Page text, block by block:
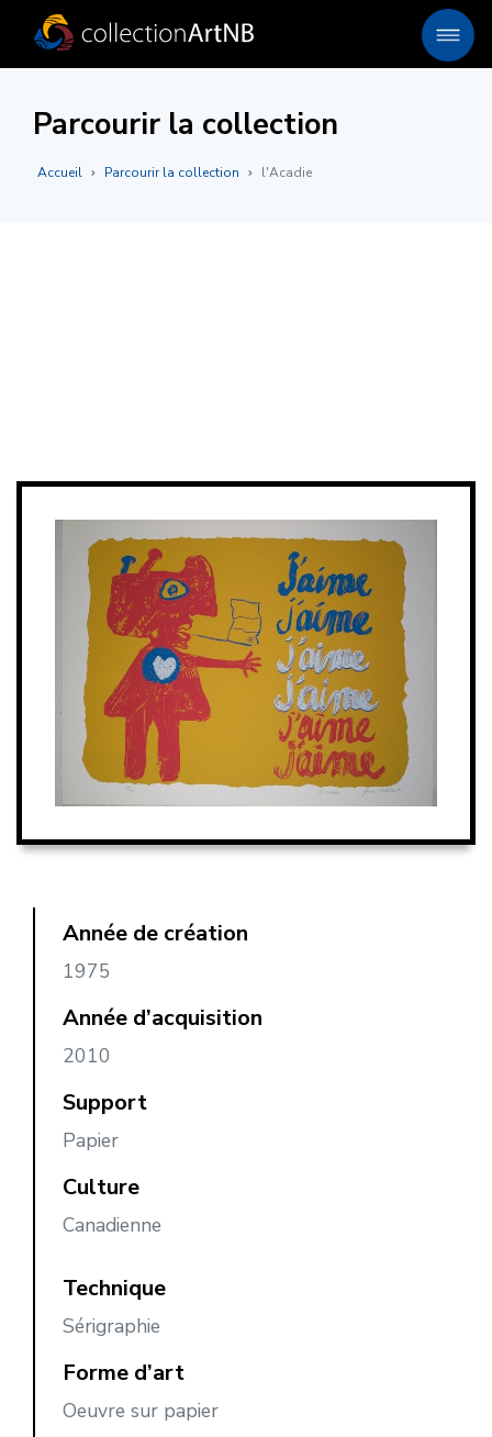
Parcourir la collection
Accueil Parcourir la collection l'Acadie
Année de création
1975
Année d’acquisition
2010
Support
Papier
Culture
Canadienne
Technique
Sérigraphie
Forme d’art
Oeuvre sur papier